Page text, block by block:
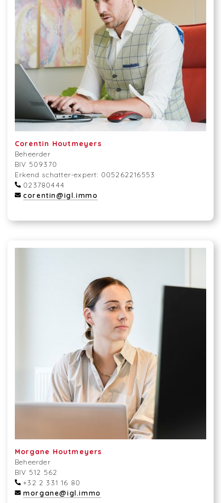
Corentin Houtmeyers
Beheerder
BIV 509370
Erkend schatter-expert: 005262216553
023780444
corentin@igl.immo
Morgane Houtmeyers
Beheerder
BIV 512 562
+32 2 331 16 80
morgane@igl.immo